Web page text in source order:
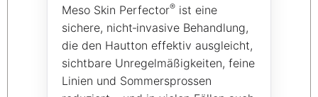
Meso Skin Perfector® ist eine
sichere, nicht‑invasive Behandlung,
die den Hautton effektiv ausgleicht,
sichtbare Unregelmäßigkeiten, feine
Linien und Sommersprossen